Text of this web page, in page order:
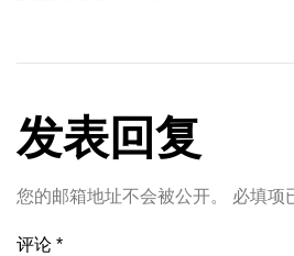
发表回复
您的邮箱地址不会被公开。 必填项
评论 *